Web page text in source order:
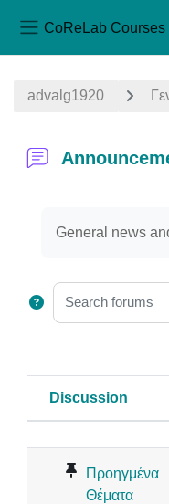
CoReLab Courses
advalg1920
General news
Search forums
Status
Discussion
Προηγμένα
Θέματα